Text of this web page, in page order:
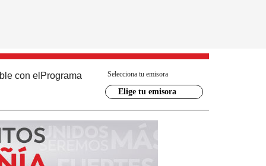
con el Programa Selecciona tu emisora
Elige tu emisora